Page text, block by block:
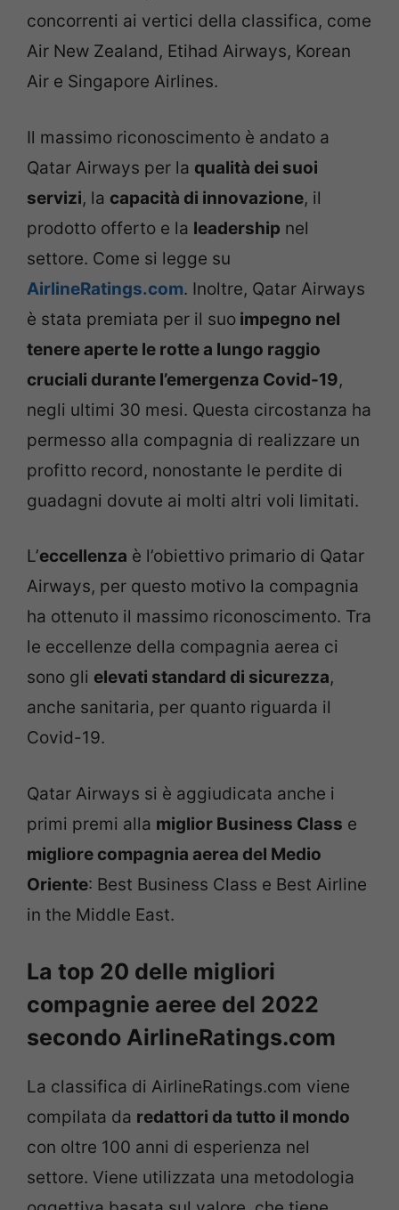
concorrenti ai vertici della classifica, come
Air New Zealand, Etihad Airways, Korean
Air e Singapore Airlines.
Il massimo riconoscimento è andato a
Qatar Airways per la qualità dei suoi
servizi, la capacità di innovazione, il
prodotto offerto e la leadership nel
settore. Come si legge su
AirlineRatings.com. Inoltre, Qatar Airways
è stata premiata per il suo impegno nel
tenere aperte le rotte a lungo raggio
cruciali durante l’emergenza Covid-19,
negli ultimi 30 mesi. Questa circostanza ha
permesso alla compagnia di realizzare un
profitto record, nonostante le perdite di
guadagni dovute ai molti altri voli limitati.
L’eccellenza è l’obiettivo primario di Qatar
Airways, per questo motivo la compagnia
ha ottenuto il massimo riconoscimento. Tra
le eccellenze della compagnia aerea ci
sono gli elevati standard di sicurezza,
anche sanitaria, per quanto riguarda il
Covid-19.
Qatar Airways si è aggiudicata anche i
primi premi alla miglior Business Class e
migliore compagnia aerea del Medio
Oriente: Best Business Class e Best Airline
in the Middle East.
La top 20 delle migliori
compagnie aeree del 2022
secondo AirlineRatings.com
La classifica di AirlineRatings.com viene
compilata da redattori da tutto il mondo
con oltre 100 anni di esperienza nel
settore. Viene utilizzata una metodologia